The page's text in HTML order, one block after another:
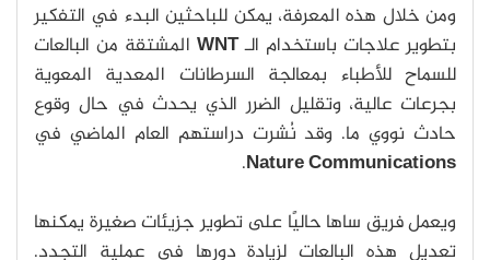
ومن خلال هذه المعرفة، يمكن للباحثين البدء في التفكير
بتطوير علاجات باستخدام الـWNT المشتقة من البالعات
للسماح للأطباء بمعالجة السرطانات المعدية المعوية
بجرعات عالية، وتقليل الضرر الذي يحدث في حال وقوع
حادث نووي ما. وقد نُشرت دراستهم العام الماضي في
Nature Communications
.
ويعمل فريق ساها حاليًا على تطوير جزيئات صغيرة يمكنها
تعديل هذه البالعات لزيادة دورها في عملية التجدد.